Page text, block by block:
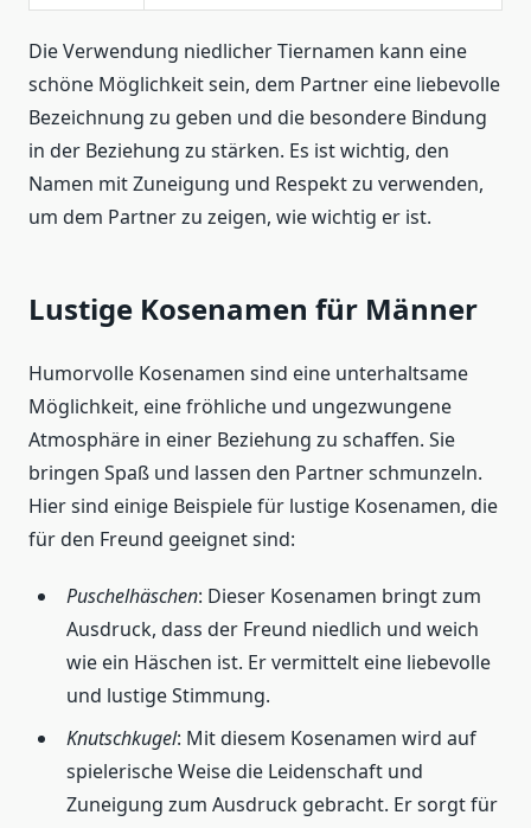
Die Verwendung niedlicher Tiernamen kann eine
schöne Möglichkeit sein, dem Partner eine liebevolle
Bezeichnung zu geben und die besondere Bindung
in der Beziehung zu stärken. Es ist wichtig, den
Namen mit Zuneigung und Respekt zu verwenden,
um dem Partner zu zeigen, wie wichtig er ist.
Lustige Kosenamen für Männer
Humorvolle Kosenamen sind eine unterhaltsame
Möglichkeit, eine fröhliche und ungezwungene
Atmosphäre in einer Beziehung zu schaffen. Sie
bringen Spaß und lassen den Partner schmunzeln.
Hier sind einige Beispiele für lustige Kosenamen, die
für den Freund geeignet sind:
Puschelhäschen: Dieser Kosenamen bringt zum
Ausdruck, dass der Freund niedlich und weich
wie ein Häschen ist. Er vermittelt eine liebevolle
und lustige Stimmung.
Knutschkugel: Mit diesem Kosenamen wird auf
spielerische Weise die Leidenschaft und
Zuneigung zum Ausdruck gebracht. Er sorgt für